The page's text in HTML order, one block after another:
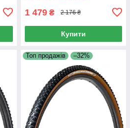
1 479 ₴ 2 176 ₴
Купити
Топ продажів –32%